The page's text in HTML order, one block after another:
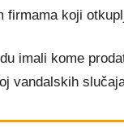
firmama koji
imali kome
vandalskih